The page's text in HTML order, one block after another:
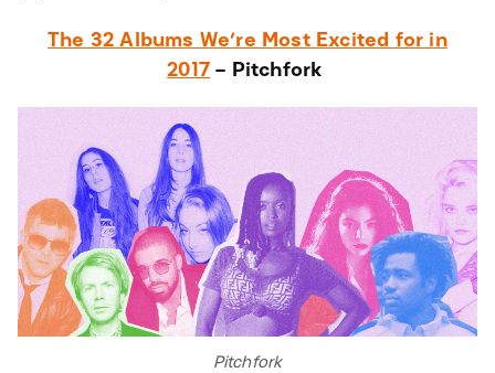
The 32 Albums We’re Most Excited for in
2017 – Pitchfork
Pitchfork